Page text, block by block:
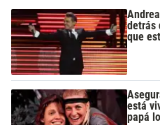
detrás
que
está
papá